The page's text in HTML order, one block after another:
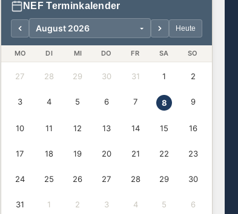
NEF Terminkalender
Heute
MO DI MI DO FR SA SO
27 28 29 30 31 1 2
3 4 5 6 7 8 9
10 11 12 13 14 15 16
17 18 19 20 21 22 23
24 25 26 27 28 29 30
31 1 2 3 4 5 6